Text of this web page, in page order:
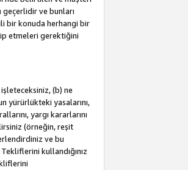
ve bunları
bir konuda herhangi bir
etmeleri gerektiğini
(b) ne
yürürlükteki yasalarını,
yargı kararlarını
(örneğin, reşit
ve bu
kullandığınız